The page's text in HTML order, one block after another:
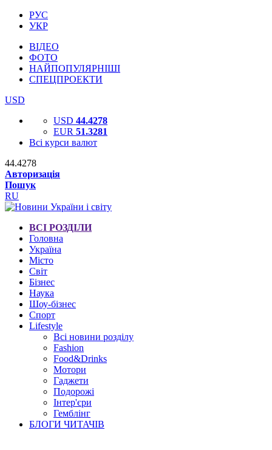
РУС
УКР
ВІДЕО
ФОТО
НАЙПОПУЛЯРНІШІ
СПЕЦПРОЕКТИ
USD
USD 44.4278
EUR 51.3281
Всі курси валют
44.4278
Авторизація
Пошук
RU
ВСІ РОЗДІЛИ
Головна
Україна
Місто
Світ
Бізнес
Наука
Шоу-бізнес
Спорт
Lifestyle
Всі новини розділу
Fashion
Food&Drinks
Мотори
Гаджети
Подорожі
Інтер'єри
Гемблінг
БЛОГИ ЧИТАЧІВ